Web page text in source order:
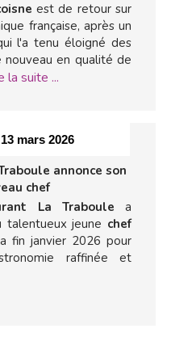
est de retour sur
française, après un
l'a tenu éloigné des
nouveau en qualité de
la suite ...
mars 2026
annonce son
chef
La Traboule a
talentueux jeune chef
fin janvier 2026 pour
raffinée et